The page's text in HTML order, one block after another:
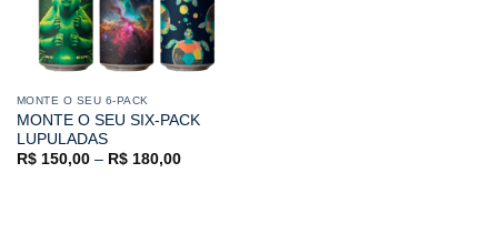
MONTE O SEU 6-PACK
MONTE O SEU SIX-PACK
LUPULADAS
R$150,00– R$180,00